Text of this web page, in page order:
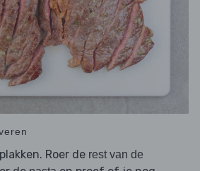
Roer de rest van de